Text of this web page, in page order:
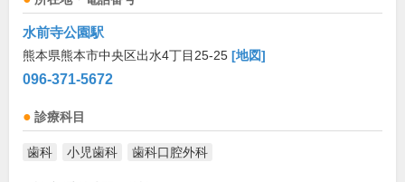
水前寺公園駅
熊本県熊本市中央区出水4丁目25-25 [地図]
096-371-5672
診療科目
歯科 小児歯科 歯科口腔外科